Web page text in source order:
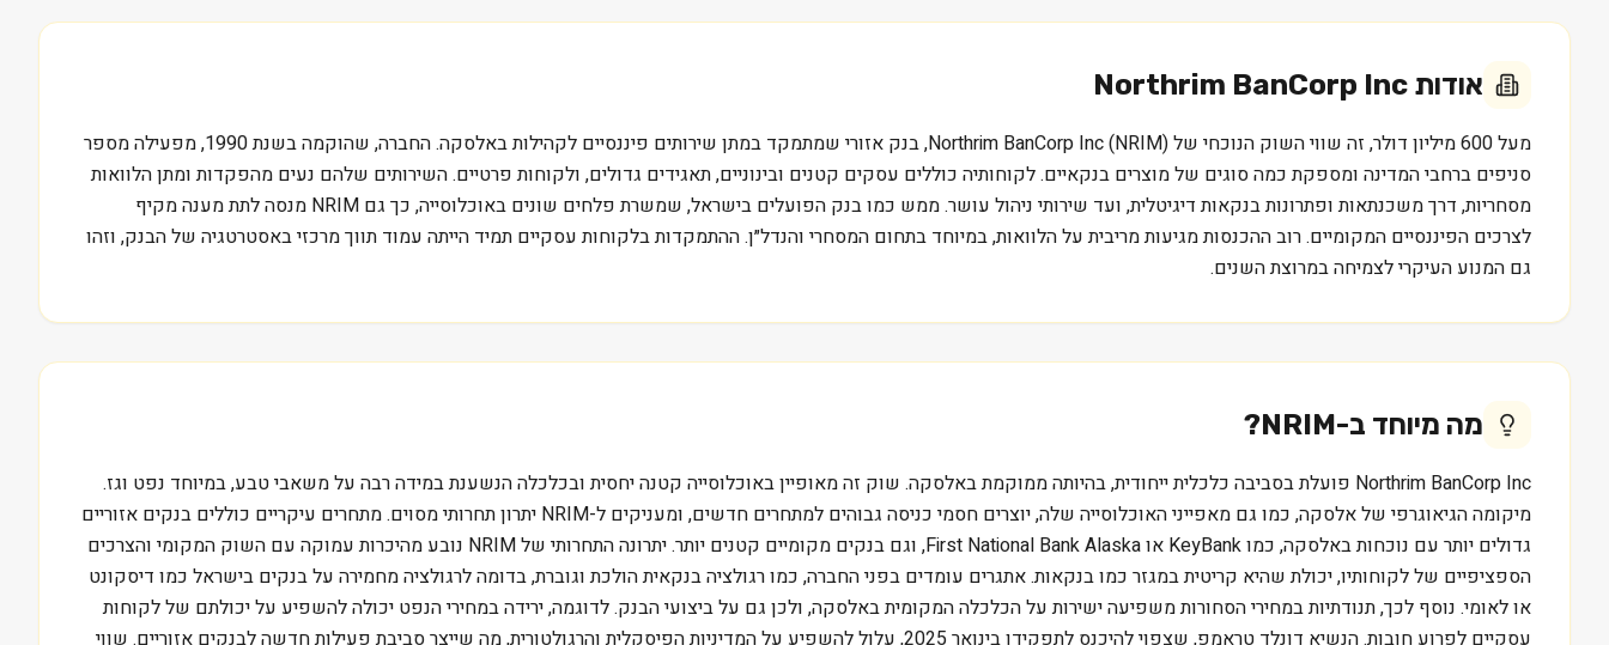
אודות Northrim BanCorp Inc
מעל 600 מיליון דולר, זה שווי השוק הנוכחי של Northrim BanCorp Inc (NRIM), בנק אזורי שמתמקד במתן שירותים פיננסיים לקהילות באלסקה. החברה, שהוקמה בשנת 1990, מפעילה מספר
סניפים ברחבי המדינה ומספקת כמה סוגים של מוצרים בנקאיים. לקוחותיה כוללים עסקים קטנים ובינוניים, תאגידים גדולים, ולקוחות פרטיים. השירותים שלהם נעים מהפקדות ומתן הלוואות
מסחריות, דרך משכנתאות ופתרונות בנקאות דיגיטלית, ועד שירותי ניהול עושר. ממש כמו בנק הפועלים בישראל, שמשרת פלחים שונים באוכלוסייה, כך גם NRIM מנסה לתת מענה מקיף
לצרכים הפיננסיים המקומיים. רוב ההכנסות מגיעות מריבית על הלוואות, במיוחד בתחום המסחרי והנדל״ן. ההתמקדות בלקוחות עסקיים תמיד הייתה עמוד תווך מרכזי באסטרטגיה של הבנק, וזהו
גם המנוע העיקרי לצמיחה במרוצת השנים.
מה מיוחד ב-NRIM
?
Northrim BanCorp Inc פועלת בסביבה כלכלית ייחודית, בהיותה ממוקמת באלסקה. שוק זה מאופיין באוכלוסייה קטנה יחסית ובכלכלה הנשענת במידה רבה על משאבי טבע, במיוחד נפט וגז.
מיקומה הגיאוגרפי של אלסקה, כמו גם מאפייני האוכלוסייה שלה, יוצרים חסמי כניסה גבוהים למתחרים חדשים, ומעניקים ל-NRIM יתרון תחרותי מסוים. מתחרים עיקריים כוללים בנקים אזוריים
גדולים יותר עם נוכחות באלסקה, כמו KeyBank או First National Bank Alaska, וגם בנקים מקומיים קטנים יותר. יתרונה התחרותי של NRIM נובע מהיכרות עמוקה עם השוק המקומי והצרכים
הספציפיים של לקוחותיו, יכולת שהיא קריטית במגזר כמו בנקאות. אתגרים עומדים בפני החברה, כמו רגולציה בנקאית הולכת וגוברת, בדומה לרגולציה מחמירה על בנקים בישראל כמו דיסקונט
או לאומי. נוסף לכך, תנודתיות במחירי הסחורות משפיעה ישירות על הכלכלה המקומית באלסקה, ולכן גם על ביצועי הבנק. לדוגמה, ירידה במחירי הנפט יכולה להשפיע על יכולתם של לקוחות
עסקיים לפרוע חובות. הנשיא דונלד טראמפ, שצפוי להיכנס לתפקידו בינואר 2025, עלול להשפיע על המדיניות הפיסקלית והרגולטורית, מה שייצר סביבת פעילות חדשה לבנקים אזוריים. שווי